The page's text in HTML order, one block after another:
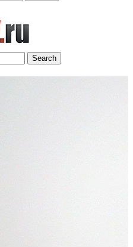
Search